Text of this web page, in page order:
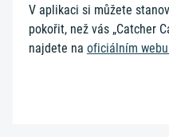
V aplikaci si můžete
pokořit, než vás „Catcher
najdete na oficiálním